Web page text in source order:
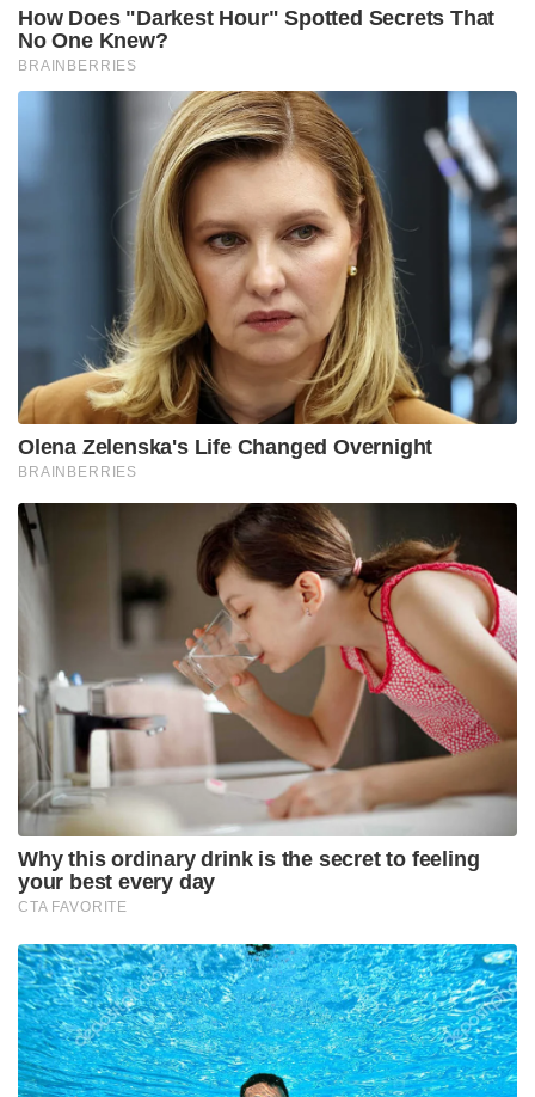
How Does "Darkest Hour" Spotted Secrets That
No One Knew?
BRAINBERRIES
Olena Zelenska's Life Changed Overnight
BRAINBERRIES
Why this ordinary drink is the secret to feeling
your best every day
CTA FAVORITE